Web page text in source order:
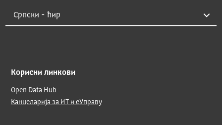
Корисни линкови
Open Data Hub
Канцеларија за ИТ и еУправу